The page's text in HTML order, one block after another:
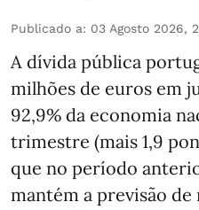
Publicado a: 03 Agosto 2026,
A dívida pública
milhões de euros em
92,9% da economia
trimestre (mais 1,9
que no período
mantém a previsão